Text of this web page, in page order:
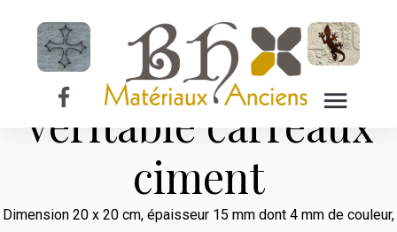
Les Carreaux
Ciment
Véritable carreaux
ciment
Dimension 20 x 20 cm, épaisseur 15 mm dont 4 mm de couleur,